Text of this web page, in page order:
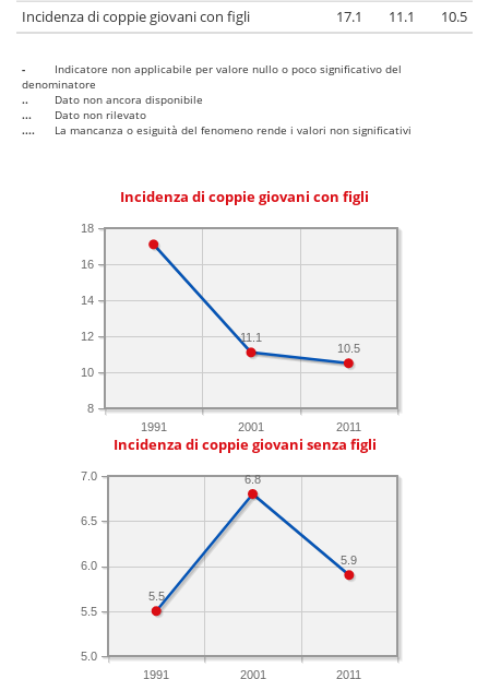
Incidenza di coppie giovani con figli
17.1 11.1 10.5
-
Indicatore non applicabile per valore nullo o poco significativo del
denominatore
..
Dato non ancora disponibile
...
Dato non rilevato
....
La mancanza o esiguità del fenomeno rende i valori non significativi
Incidenza di coppie giovani con figli
1991 2001 2011
8
10
12
14
16
18
10.5
11.1
Incidenza di coppie giovani senza figli
1991 2001 2011
5.0
5.5
6.0
6.5
7.0
5.9
6.8
5.5